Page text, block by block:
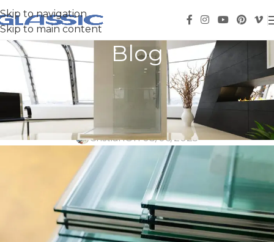
Skip to navigation
Skip to main content
Blog
El vidrio termopanel: qué es y
cómo funciona
CristianOn 03/06/2025